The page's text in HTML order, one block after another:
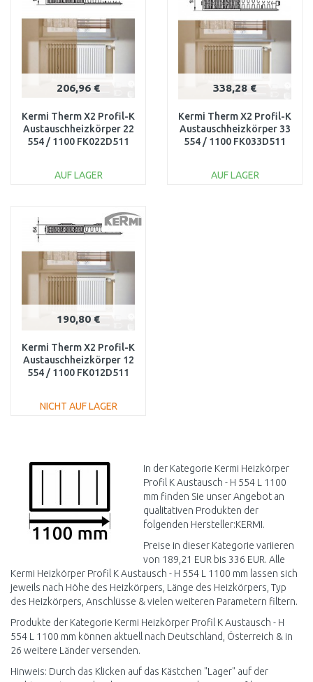
206,96 €
Kermi Therm X2 Profil-K
Austauschheizkörper 22
554 / 1100 FK022D511
AUF LAGER
Vergleichen
338,28 €
Kermi Therm X2 Profil-K
Austauschheizkörper 33
554 / 1100 FK033D511
AUF LAGER
190,80 €
Kermi Therm X2 Profil-K
Austauschheizkörper 12
554 / 1100 FK012D511
NICHT AUF LAGER
Vergleichen
In der Kategorie Kermi Heizkörper
Profil K Austausch - H 554 L 1100
mm finden Sie unser Angebot an
qualitativen Produkten der
folgenden Hersteller:KERMI.
Preise in dieser Kategorie variieren
von 189,21 EUR bis 336 EUR. Alle
Kermi Heizkörper Profil K Austausch - H 554 L 1100 mm lassen sich
jeweils nach Höhe des Heizkörpers, Länge des Heizkörpers, Typ
des Heizkörpers, Anschlüsse & vielen weiteren Parametern filtern.
Produkte der Kategorie Kermi Heizkörper Profil K Austausch - H
554 L 1100 mm können aktuell nach Deutschland, Österreich & in
26 weitere Länder versenden.
Hinweis: Durch das Klicken auf das Kästchen "Lager" auf der